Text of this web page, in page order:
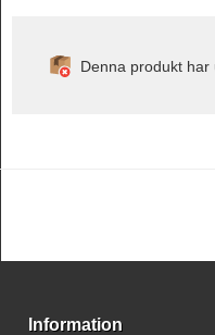
Denna produkt
Information